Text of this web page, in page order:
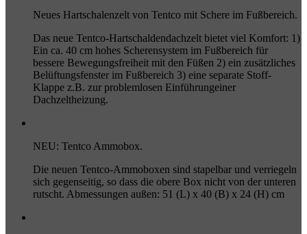
Neues Hartschalenzelt von Tentco mit Schere im Fußbereich.
Das neue Tentco-Hartschaldendachzelt bietet viel Komfort: 1)
Ein ca. 40 cm hohes Scherensystem im Fußbereich für
bessere Bewegungsfreiheit mit den Füßen 2) ein zusätzliches
Belüftungsfenster im Fußbereich 3) eine separate Stoff-
Klappe z.B. zur problemlosen Einführungeiner
Dachzeltheizung.
NEU: Tentco Ammobox.
Die neuen Tentco-Ammoboxen sind stapelbar und verriegeln
sich gegenseitig, so dass die obere Box nicht von der unteren
rutscht. Abmessungen außen: 51 (L) x 40 (B) x 24 (H) cm